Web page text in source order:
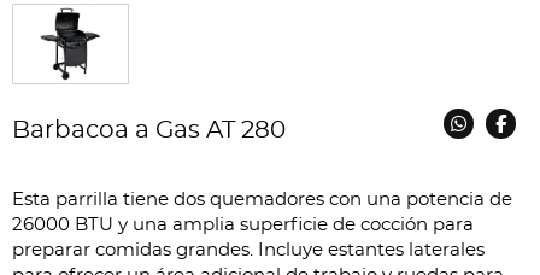
Barbacoa a Gas AT 280
Esta parrilla tiene dos quemadores con una potencia de
26000 BTU y una amplia superficie de cocción para
preparar comidas grandes. Incluye estantes laterales